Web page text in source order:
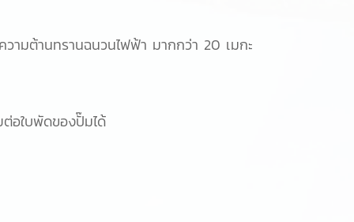
ามต้านทรานฉนวนไฟฟ้า มากกว่า 20 เมกะ
อใบพัดของปั๊มได้